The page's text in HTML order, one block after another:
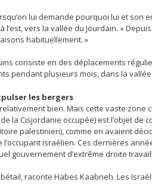
lui demande pourquoi lui et
l’est, vers la vallée du Jourdain. «
habituellement. »
consiste en des déplacements
pendant plusieurs mois, dans la
les bergers
bien. Mais cette vaste zone
de la Cisjordanie occupée) est l’objet
palestinien), comme en avaient
israélien. Ces dernières
gouvernement d’extrême droite
raconte Habes Kaabneh. Les